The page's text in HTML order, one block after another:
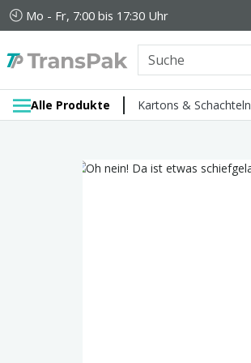
Mo - Fr, 7:00 bis 17:30 Uhr
Alle Produkte Kartons & Schachteln